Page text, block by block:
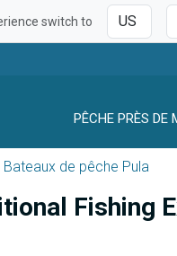
switch to
PÊCHE PRÈS DE
Bateaux de pêche Pula
Fishing